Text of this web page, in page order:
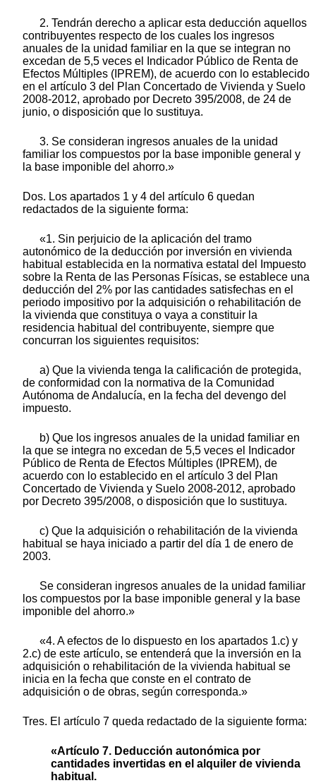
2. Tendrán derecho a aplicar esta deducción aquellos
contribuyentes respecto de los cuales los ingresos
anuales de la unidad familiar en la que se integran no
excedan de 5,5 veces el Indicador Público de Renta de
Efectos Múltiples (IPREM), de acuerdo con lo establecido
en el artículo 3 del Plan Concertado de Vivienda y Suelo
2008-2012, aprobado por Decreto 395/2008, de 24 de
junio, o disposición que lo sustituya.
3. Se consideran ingresos anuales de la unidad
familiar los compuestos por la base imponible general y
la base imponible del ahorro.»
Dos. Los apartados 1 y 4 del artículo 6 quedan
redactados de la siguiente forma:
«1. Sin perjuicio de la aplicación del tramo
autonómico de la deducción por inversión en vivienda
habitual establecida en la normativa estatal del Impuesto
sobre la Renta de las Personas Físicas, se establece una
deducción del 2% por las cantidades satisfechas en el
periodo impositivo por la adquisición o rehabilitación de
la vivienda que constituya o vaya a constituir la
residencia habitual del contribuyente, siempre que
concurran los siguientes requisitos:
a) Que la vivienda tenga la calificación de protegida,
de conformidad con la normativa de la Comunidad
Autónoma de Andalucía, en la fecha del devengo del
impuesto.
b) Que los ingresos anuales de la unidad familiar en
la que se integra no excedan de 5,5 veces el Indicador
Público de Renta de Efectos Múltiples (IPREM), de
acuerdo con lo establecido en el artículo 3 del Plan
Concertado de Vivienda y Suelo 2008-2012, aprobado
por Decreto 395/2008, o disposición que lo sustituya.
c) Que la adquisición o rehabilitación de la vivienda
habitual se haya iniciado a partir del día 1 de enero de
2003.
Se consideran ingresos anuales de la unidad familiar
los compuestos por la base imponible general y la base
imponible del ahorro.»
«4. A efectos de lo dispuesto en los apartados 1.c) y
2.c) de este artículo, se entenderá que la inversión en la
adquisición o rehabilitación de la vivienda habitual se
inicia en la fecha que conste en el contrato de
adquisición o de obras, según corresponda.»
Tres. El artículo 7 queda redactado de la siguiente forma:
«Artículo 7. Deducción autonómica por
cantidades invertidas en el alquiler de vivienda
habitual.